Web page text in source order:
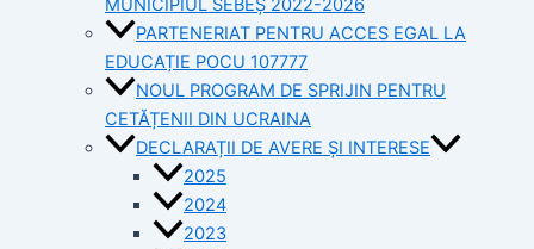
PARTENERIAT PENTRU ACCES EGAL LA
EDUCAȚIE POCU 107777
NOUL PROGRAM DE SPRIJIN PENTRU
CETĂȚENII DIN UCRAINA
DECLARAȚII DE AVERE ȘI INTERESE
2025
2024
2023